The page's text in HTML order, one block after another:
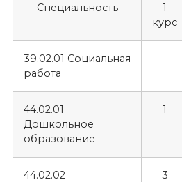
Специальность
1
курс
39.02.01 Социальная
работа
—
44.02.01
Дошкольное
образование
1
44.02.02
3